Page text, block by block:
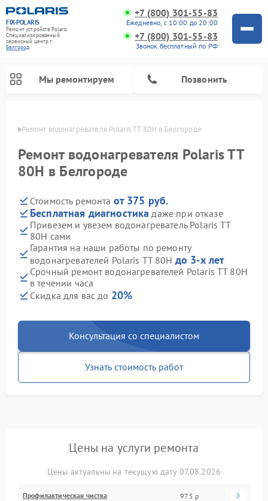
FIX-POLARIS
Ремонт устройств Polaris
Специализированный
cервисный центр г.
Белгород
+7 (800) 301-55-83
Ежедневно, с 10:00 до 20:00
+7 (800) 301-55-83
Звонок бесплатный по РФ
Мы ремонтируем Позвонить
Ремонт водонагревателя Polaris TT 80H в Белгороде
Ремонт водонагревателя Polaris TT
80H в Белгороде
Стоимость ремонта от 375 руб.
Бесплатная диагностика даже при отказе
Привезем и увезем водонагреватель Polaris TT
80H сами
Гарантия на наши работы по ремонту
водонагревателей Polaris TT 80H до 3-х лет
Срочный ремонт водонагревателей Polaris TT 80H
в течении часа
Скидка для вас до 20%
Консультация со специалистом
Узнать стоимость работ
Цены на услуги ремонта
Цены актуальны на текущую дату 07.08.2026
Профилактическая чистка 975 р